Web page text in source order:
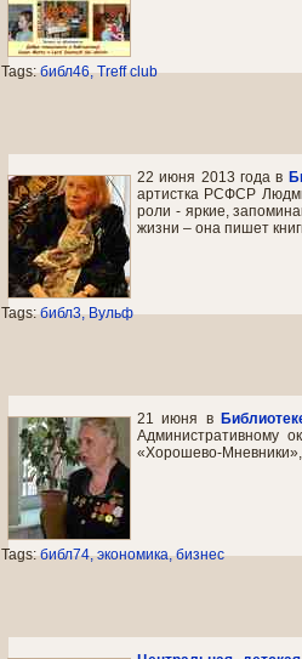
Tags:библ46 Treff club
22 июня 2013 года в
артистка РСФСР
роли - яркие,
жизни – она пишет
Tags:библ3 Вульф
21 июня в
Административному
«Хорошево-
Tags:библ74 экономика бизнес